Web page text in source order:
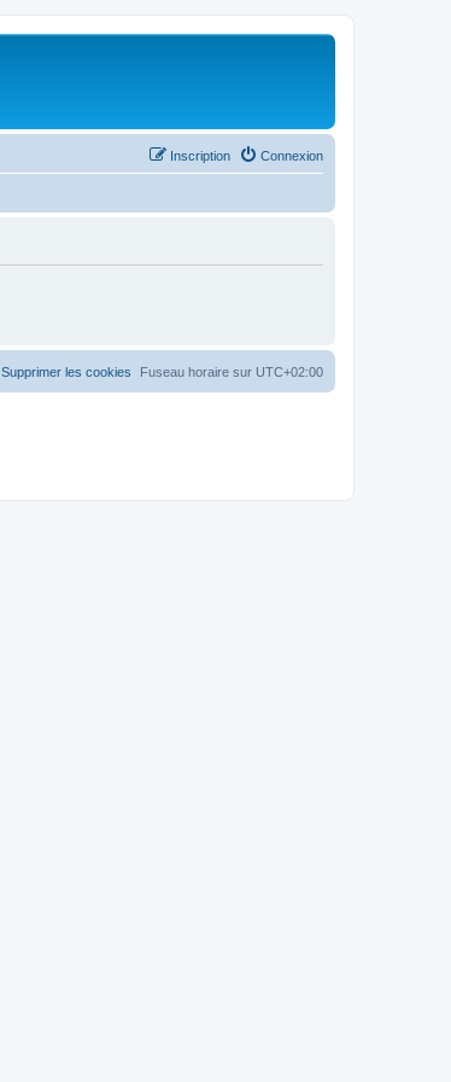
Connexion
Inscription
Fuseau horaire sur UTC+02:00
Supprimer les cookies